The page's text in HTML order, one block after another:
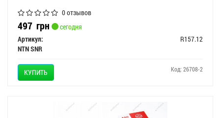
0 отзывов
497 грн
сегодня
Артикул:
R157.12
NTN SNR
КУПИТЬ Код: 26708-2